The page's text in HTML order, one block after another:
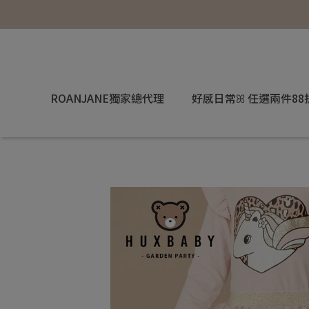
ROANJANE獨家總代理 好感日常ꕤ 任選兩件88